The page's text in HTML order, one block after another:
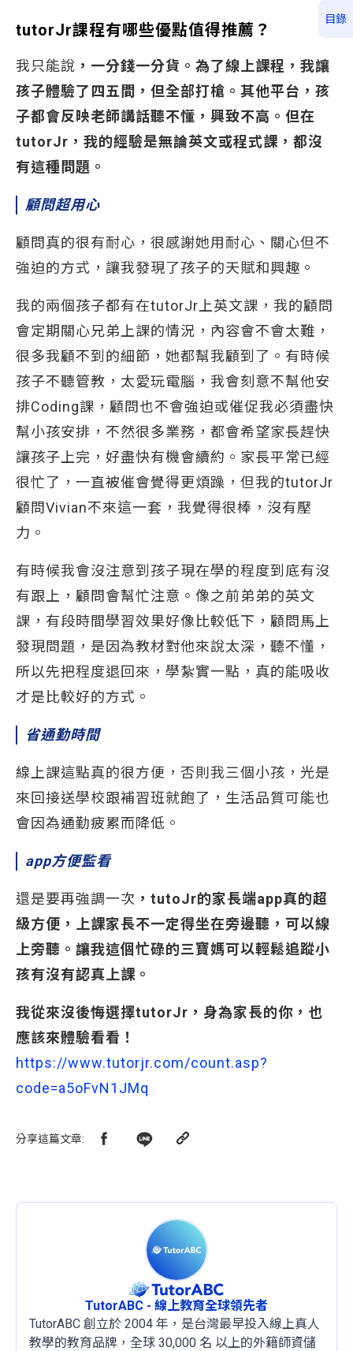
tutorJr課程有哪些優點值得推薦？
我只能說 ，一分錢一分貨。為了線上課程，我讓
孩子體驗了四五間，但全部打槍。其他平台，孩
子都會反映老師講話聽不懂，興致不高。但在
tutorJr ，我的經驗是無論英文或程式課，都沒
有這種問題。
顧問超用心
顧問真的很有耐心，很感謝她用耐心、關心但不
強迫的方式，讓我發現了孩子的天賦和興趣。
我的兩個孩子都有在tutorJr上英文課，我的顧問
會定期關心兄弟上課的情況，內容會不會太難，
很多我顧不到的細節，她都幫我顧到了。有時候
孩子不聽管教，太愛玩電腦，我會刻意不幫他安
排Coding課，顧問也不會強迫或催促我必須盡快
幫小孩安排，不然很多業務，都會希望家長趕快
讓孩子上完，好盡快有機會續約。家長平常已經
很忙了，一直被催會覺得更煩躁，但我的tutorJr
顧問Vivian不來這一套，我覺得很棒，沒有壓
力。
有時候我會沒注意到孩子現在學的程度到底有沒
有跟上，顧問會幫忙注意。像之前弟弟的英文
課，有段時間學習效果好像比較低下，顧問馬上
發現問題，是因為教材對他來說太深，聽不懂，
所以先把程度退回來，學紮實一點，真的能吸收
才是比較好的方式。
省通勤時間
線上課這點真的很方便，否則我三個小孩，光是
來回接送學校跟補習班就飽了，生活品質可能也
會因為通勤疲累而降低。
app方便監看
還是要再強調一次 ，tutoJr的家長端app真的超
級方便，上課家長不一定得坐在旁邊聽，可以線
上旁聽。讓我這個忙碌的三寶媽可以輕鬆追蹤小
孩有沒有認真上課。
我從來沒後悔選擇tutorJr，身為家長的你，也
應該來體驗看看！
https://www.tutorjr.com/count.asp?
code=a5oFvN1JMq
分享這篇文章:
TutorABC - 線上教育全球領先者
TutorABC 創立於 2004 年，是台灣最早投入線上真人
教學的教育品牌，全球 30,000 名 以上的外籍師資儲
目錄